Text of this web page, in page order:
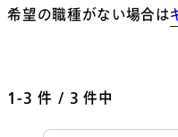
希望の職種がない場合は
1-3 件 / 3 件中